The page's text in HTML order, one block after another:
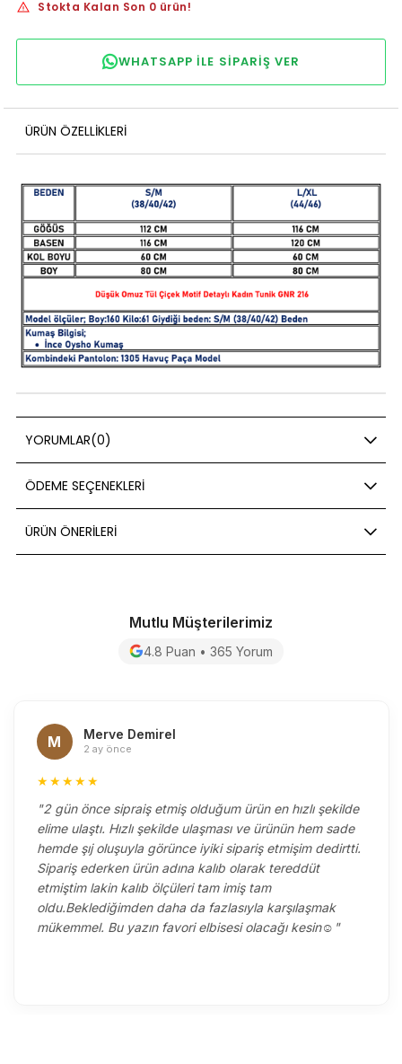
Stokta Kalan Son 0 ürün!
WHATSAPP ILE SIPARIŞ VER
ÜRÜN ÖZELLIKLERI
YORUMLAR(0)
ÖDEME SEÇENEKLERI
ÜRÜN ÖNERILERI
Mutlu Müşterilerimiz
4.8 Puan • 365 Yorum
M Merve Demirel
2 ay önce
★★★★★
"2 gün önce sipraiş etmiş olduğum ürün en hızlı şekilde
elime ulaştı. Hızlı şekilde ulaşması ve ürünün hem sade
hemde şıj oluşuyla görünce iyiki sipariş etmişim dedirtti.
Sipariş ederken ürün adına kalıb olarak tereddüt
etmiştim lakin kalıb ölçüleri tam imiş tam
oldu.Beklediğimden daha da fazlasıyla karşılaşmak
mükemmel. Bu yazın favori elbisesi olacağı kesin☺️"